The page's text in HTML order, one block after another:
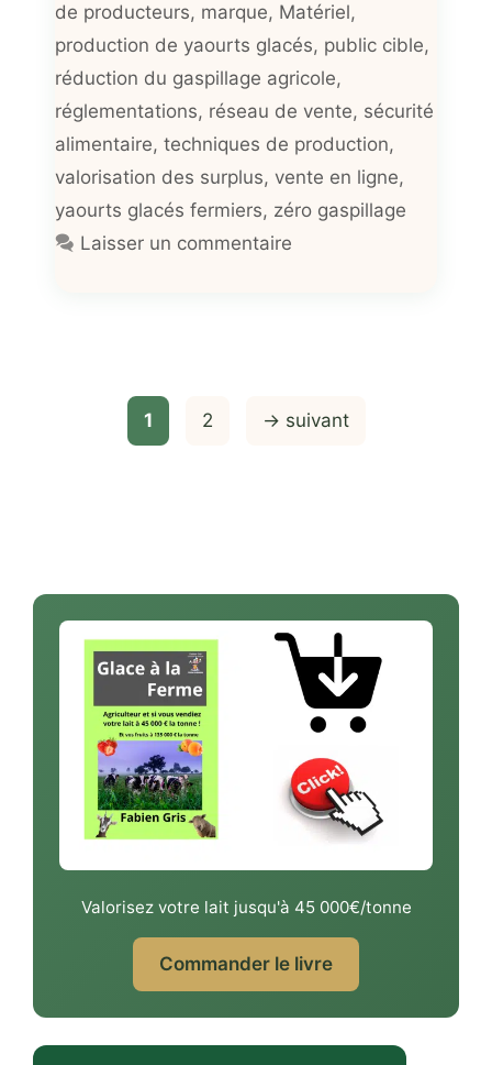
de producteurs, marque, Matériel,
production de yaourts glacés, public cible,
réduction du gaspillage agricole,
réglementations, réseau de vente, sécurité
alimentaire, techniques de production,
valorisation des surplus, vente en ligne,
yaourts glacés fermiers, zéro gaspillage
Laisser un commentaire
Page
1 Page
2 → suivant
Valorisez votre lait jusqu'à 45 000€/tonne
Commander le livre